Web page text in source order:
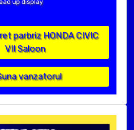
up display
parbriz HONDA CIVIC
VII Saloon
vanzatorul